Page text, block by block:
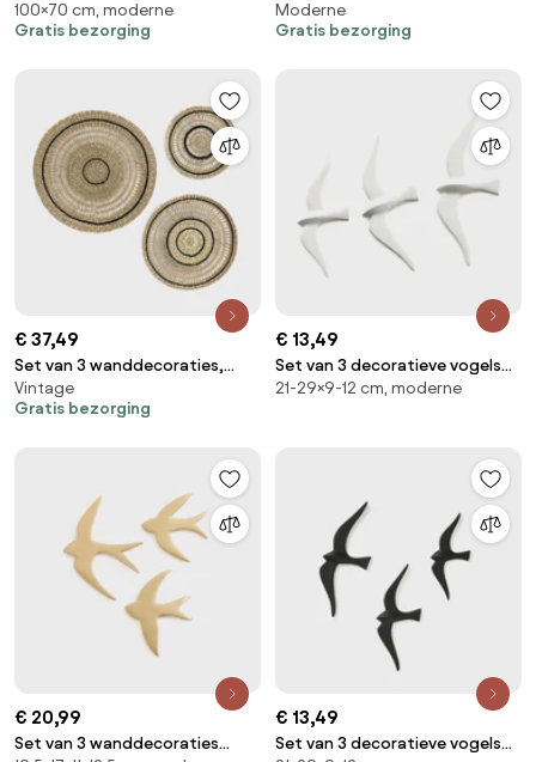
cm, Lodga
100×70 cm, moderne
Gratis bezorging
Synka
Moderne
Gratis bezorging
€ 37,49
Set van 3 wanddecoraties,
Jutlo
Vintage
Gratis bezorging
€ 13,49
Set van 3 decoratieve vogels
voor aan de wand, Tuga
21-29×9-12 cm, moderne
€ 20,99
Set van 3 wanddecoraties
€ 13,49
Set van 3 decoratieve vogels